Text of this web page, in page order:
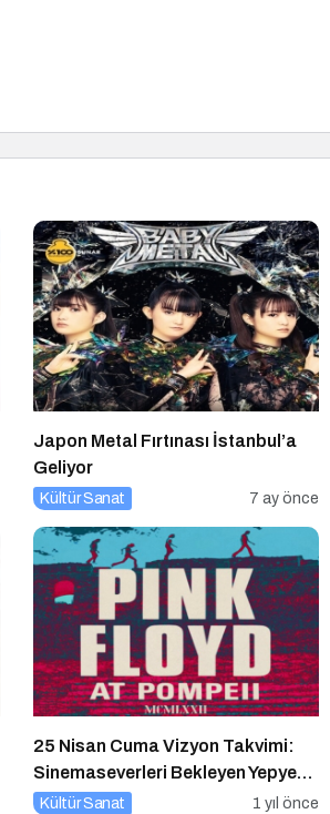
Japon Metal Fırtınası İstanbul’a
Geliyor
Kültür Sanat 7 ay önce
25 Nisan Cuma Vizyon Takvimi:
Sinemaseverleri Bekleyen Yepyeni
Filmler
Kültür Sanat 1 yıl önce